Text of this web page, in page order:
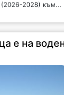
(2026-2028) към...
е на